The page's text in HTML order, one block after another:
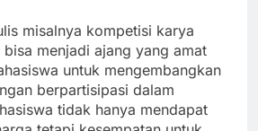
misalnya kompetisi karya
menjadi ajang yang amat
untuk mengembangkan
berpartisipasi dalam
tidak hanya mendapat